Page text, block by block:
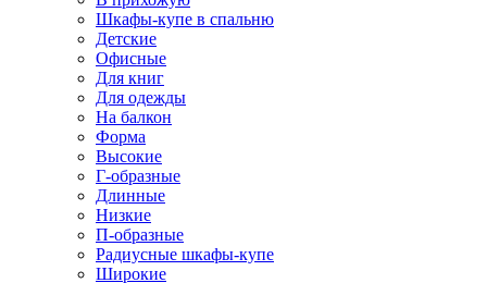
Шкафы-купе в спальню
Детские
Офисные
Для книг
Для одежды
На балкон
Форма
Высокие
Г-образные
Длинные
Низкие
П-образные
Радиусные шкафы-купе
Широкие